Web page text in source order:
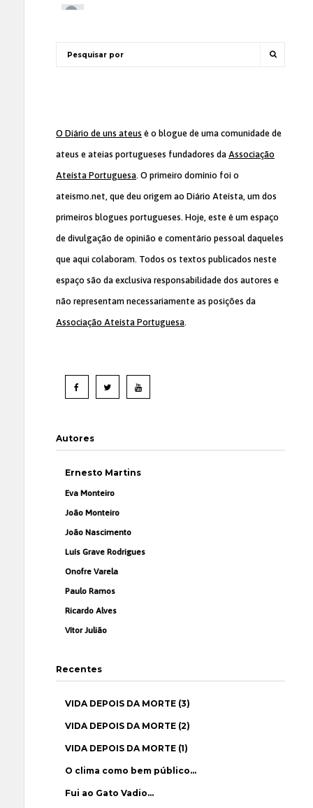
O Diário de uns ateus é o blogue de uma comunidade de
ateus e ateias portugueses fundadores da Associação
Ateísta Portuguesa. O primeiro domínio foi o
ateismo.net, que deu origem ao Diário Ateísta, um dos
primeiros blogues portugueses. Hoje, este é um espaço
de divulgação de opinião e comentário pessoal daqueles
que aqui colaboram. Todos os textos publicados neste
espaço são da exclusiva responsabilidade dos autores e
não representam necessariamente as posições da
Associação Ateísta Portuguesa.
Autores
Ernesto Martins
Eva Monteiro
João Monteiro
João Nascimento
Luís Grave Rodrigues
Onofre Varela
Paulo Ramos
Ricardo Alves
Vítor Julião
Recentes
VIDA DEPOIS DA MORTE (3)
VIDA DEPOIS DA MORTE (2)
VIDA DEPOIS DA MORTE (1)
O clima como bem público…
Fui ao Gato Vadio…